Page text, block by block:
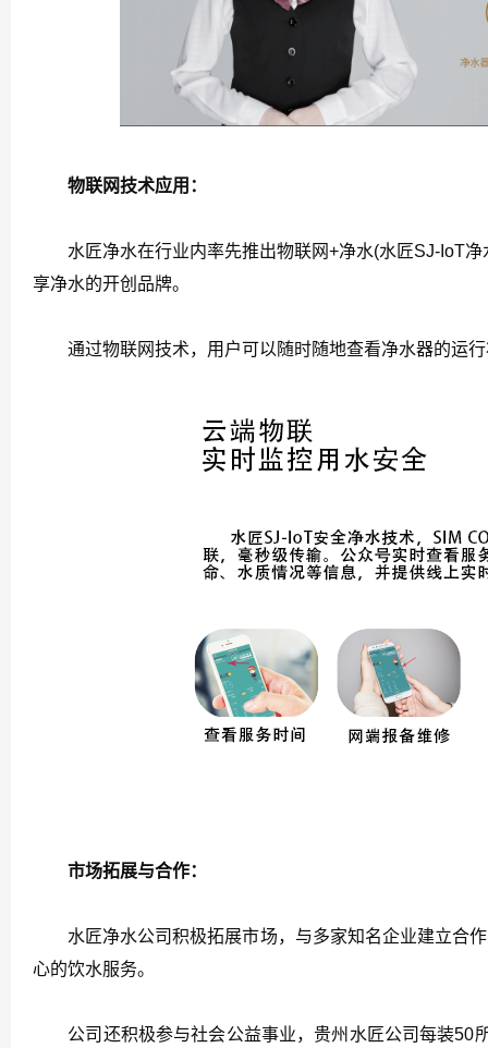
物联网技术应用：
水匠净水在行业内率先推出物联网+净水(水匠SJ-IoT净
享净水的开创品牌。
通过物联网技术，用户可以随时随地查看净水器的运行
市场拓展与合作：
水匠净水公司积极拓展市场，与多家知名企业建立合作
心的饮水服务。
公司还积极参与社会公益事业，贵州水匠公司每装50